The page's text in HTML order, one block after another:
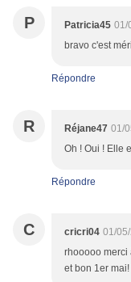
P Patricia45 01/
bravo c'est
Répondre
R Réjane47 01/
Oh ! Oui ! Elle
Répondre
C cricri04 01/
rhooooo merci
et bon 1er